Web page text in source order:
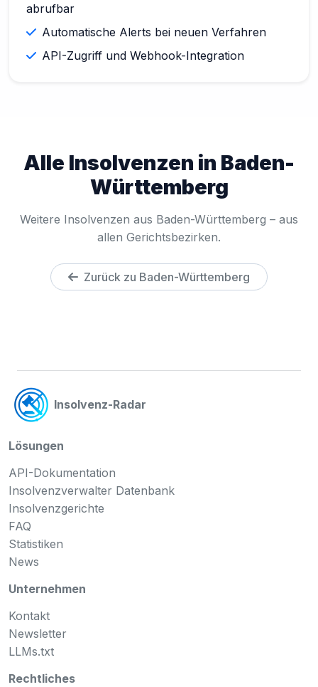
abrufbar
Automatische Alerts bei neuen Verfahren
API-Zugriff und Webhook-Integration
Alle Insolvenzen in Baden-
Württemberg
Weitere Insolvenzen aus Baden-Württemberg – aus
allen Gerichtsbezirken.
Zurück zu Baden-Württemberg
Insolvenz-Radar
Lösungen
API-Dokumentation
Insolvenzverwalter Datenbank
Insolvenzgerichte
FAQ
Statistiken
News
Unternehmen
Kontakt
Newsletter
LLMs.txt
Rechtliches